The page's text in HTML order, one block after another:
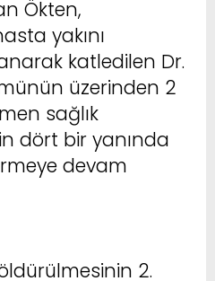
Ökten,
yakını
katledilen Dr.
üzerinden 2
sağlık
dört bir yanında
devam
2.